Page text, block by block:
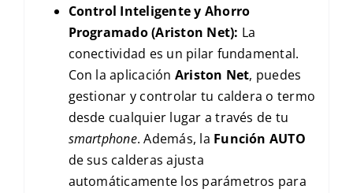
Control Inteligente y Ahorro
Programado (Ariston Net): La
conectividad es un pilar fundamental.
Con la aplicación Ariston Net, puedes
gestionar y controlar tu caldera o termo
desde cualquier lugar a través de tu
smartphone. Además, la Función AUTO
de sus calderas ajusta
automáticamente los parámetros para